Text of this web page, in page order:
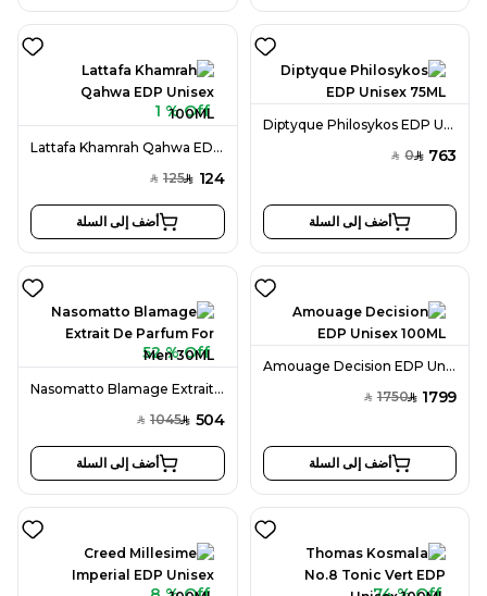
Diptyque Philosykos EDP Unisex 75ML
SAR 763
SAR 0
أضف إلى السلة
1 % Off
Lattafa Khamrah Qahwa EDP Unisex 100ML
SAR 124
SAR 125
أضف إلى السلة
Amouage Decision EDP Unisex 100ML
SAR 1799
SAR 1750
أضف إلى السلة
52 % Off
Nasomatto Blamage Extrait De Parfum For Men 30ML
SAR 504
SAR 1045
أضف إلى السلة